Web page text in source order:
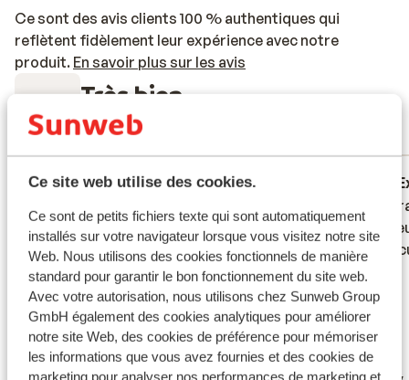
Ce site web utilise des cookies.
Ce sont de petits fichiers texte qui sont automatiquement
installés sur votre navigateur lorsque vous visitez notre site
Web. Nous utilisons des cookies fonctionnels de manière
standard pour garantir le bon fonctionnement du site web.
Avec votre autorisation, nous utilisons chez Sunweb Group
GmbH également des cookies analytiques pour améliorer
notre site Web, des cookies de préférence pour mémoriser
les informations que vous avez fournies et des cookies de
Ce sont des avis clients 100 % authentiques qui
reflètent fidèlement leur expérience avec notre
produit. En savoir plus sur les avis
6.1 Très bien
3 avis
2.4 Bien
7 juil. 2025
Totaal teleurstellend verblijf – absoluut
geen aanrader! Ons verblijf in dit hotel was
ronduit slecht. We hadden een
appartement geboekt in de hoop op een
aangename vakantie met zeezicht, maar
wat we kregen was een donkere,
verouderde kamer in een niet onderhouden
deel van het complex. De kamer was klein,
Totaal teleurstellend verblijf – absoluut
geen aanrader! Ons verblijf in dit hotel was
ronduit slecht. We hadden een
appartement geboekt in de hoop op een
aangename vakantie met zeezicht, maar
wat we kregen was een donkere,
verouderde kamer in een niet...plus
Traduire en français (FR)
La
Une
sur la
La
Une
sur la